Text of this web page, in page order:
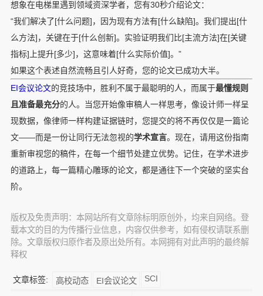
想象在电梯里遇到领域资深学者，您有30秒介绍论文：
“我们解决了[什么问题]，因为现有方法有[什么缺陷]。我们提出[什
么方法]，关键在于[什么创新]。实验证明我们比[主流方法]在[关键
指标]上提升[多少]，这意味着[什么实际价值]。”
如果这个表述自然流畅且引人好奇，您的论文已成功大半。
EI会议论文的竞技场中，胜利不属于最聪明的人，而属于最懂规则
且准备最充分的人。当您开始像审稿人一样思考，像设计师一样呈
现数据，像律师一样构建证据链时，您提交的将不再仅仅是一篇论
文——而是一份让同行无法忽视的学术宣言。现在，请用这份指南
重新审视您的稿件，在每一个细节处建立优势。记住，在学术进步
的道路上，每一篇精心雕琢的论文，都是通往下一个突破的坚实台
阶。
版权及免责声明：本网站所有文章除标明原创外，均来自网络。登
载本文的目的为传播行业信息，内容仅供参考，如有侵权请联系删
除。文章版权归原作者及原出处所有。本网拥有对此声明的最终解
释权
文章标签: 高校动态 EI会议论文 SCI